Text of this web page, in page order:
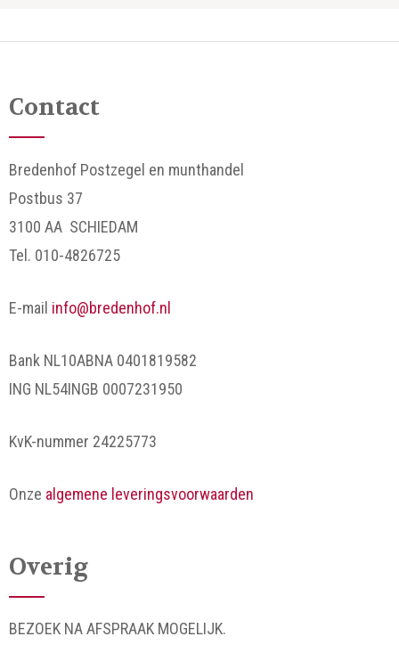
Contact
Bredenhof Postzegel en munthandel
Postbus 37
3100 AA SCHIEDAM
Tel. 010-4826725
E-mail info@bredenhof.nl
Bank NL10ABNA 0401819582
ING NL54INGB 0007231950
KvK-nummer 24225773
Onze algemene leveringsvoorwaarden
Overig
BEZOEK NA AFSPRAAK MOGELIJK.